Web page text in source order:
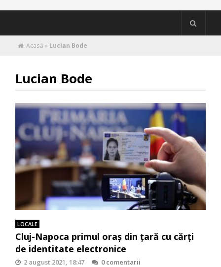
Acasă » Lucian Bode
Lucian Bode
LOCALE
Cluj-Napoca primul oraș din țară cu cărți
de identitate electronice
2 august 2021, 18:47
0 comentarii